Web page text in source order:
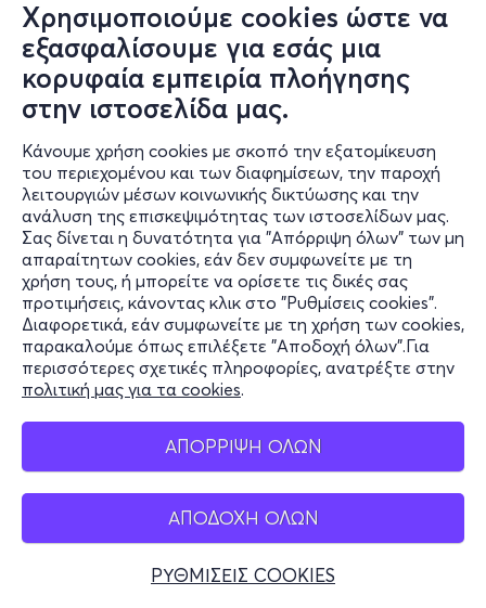
Χρησιμοποιούμε cookies ώστε να
εξασφαλίσουμε για εσάς μια
κορυφαία εμπειρία πλοήγησης
στην ιστοσελίδα μας.
Κάνουμε χρήση cookies με σκοπό την εξατομίκευση
του περιεχομένου και των διαφημίσεων, την παροχή
λειτουργιών μέσων κοινωνικής δικτύωσης και την
ανάλυση της επισκεψιμότητας των ιστοσελίδων μας.
Σας δίνεται η δυνατότητα για "Απόρριψη όλων" των μη
απαραίτητων cookies, εάν δεν συμφωνείτε με τη
χρήση τους, ή μπορείτε να ορίσετε τις δικές σας
προτιμήσεις, κάνοντας κλικ στο "Ρυθμίσεις cookies".
Διαφορετικά, εάν συμφωνείτε με τη χρήση των cookies,
παρακαλούμε όπως επιλέξετε "Αποδοχή όλων".Για
περισσότερες σχετικές πληροφορίες, ανατρέξτε στην
πολιτική μας για τα cookies.
ΑΠΟΡΡΙΨΗ ΟΛΩΝ
ΑΠΟΔΟΧΗ ΟΛΩΝ
ΡΥΘΜΙΣΕΙΣ COOKIES